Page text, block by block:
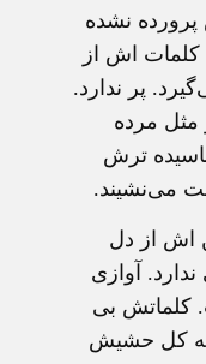
نشده
اش از
پر ندارد.
مرده
ترش
می‌نشیند.
اش از دل
آوازی
کلماتش بی
کل حشیش